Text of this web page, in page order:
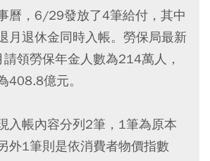
曆，6/29發放了4筆給付，其中
月退休金同時入帳。勞保局最新
領勞保年金人數為214萬人，
408.8億元。
入帳內容分列2筆，1筆為原本
外1筆則是依消費者物價指數